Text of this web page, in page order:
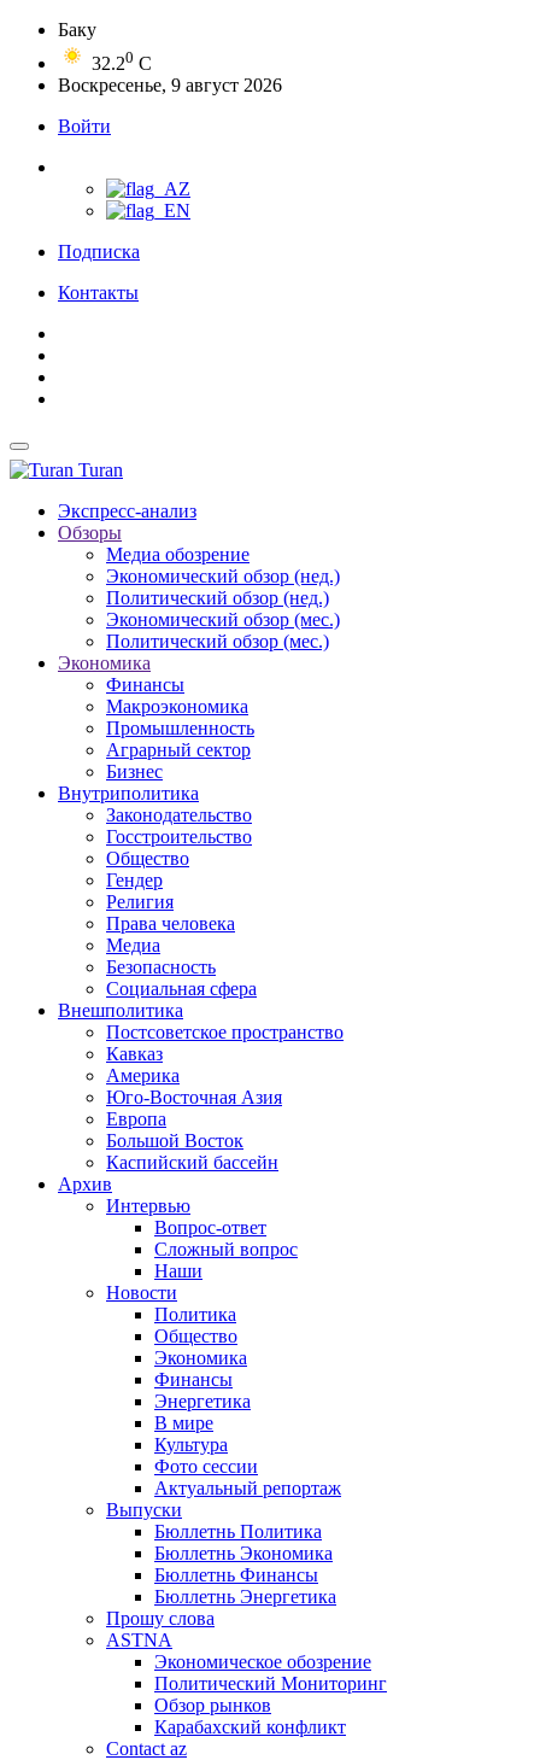
Баку
32.20 C
Воскресенье, 9 август 2026
Войти
Подписка
Контакты
Turan
Экспресс-анализ
Обзоры
Медиа обозрение
Экономический обзор (нед.)
Политический обзор (нед.)
Экономический обзор (мес.)
Политический обзор (мес.)
Экономика
Финансы
Макроэкономика
Промышленность
Аграрный сектор
Бизнес
Внутриполитика
Законодательство
Госстроительство
Общество
Гендер
Религия
Права человека
Медиа
Безопасность
Социальная сфера
Внешполитика
Постсоветское пространство
Кавказ
Америка
Юго-Восточная Азия
Европа
Большой Восток
Каспийский бассейн
Архив
Интервью
Вопрос-ответ
Сложный вопрос
Наши
Новости
Политика
Общество
Экономика
Финансы
Энергетика
В мире
Культура
Фото сессии
Актуальный репортаж
Выпуски
Бюллетнь Политика
Бюллетнь Экономика
Бюллетнь Финансы
Бюллетнь Энергетика
Прошу слова
ASTNA
Экономическое обозрение
Политический Мониторинг
Обзор рынков
Карабахский конфликт
Contact az